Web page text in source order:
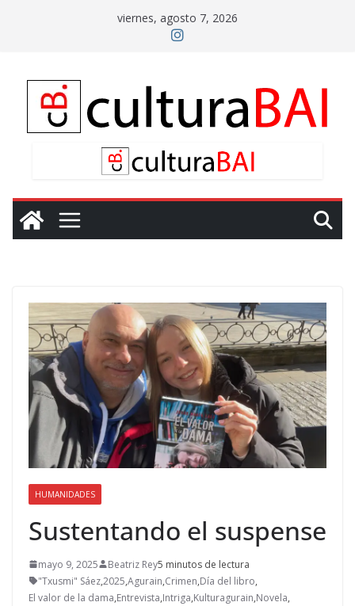
viernes, agosto 7, 2026
HUMANIDADES
Sustentando el suspense
mayo 9, 2025 Beatriz Rey5 minutos de lectura
"Txusmi" Sáez,2025,Agurain,Crimen,Día del libro,
El valor de la dama,Entrevista,Intriga,Kulturagurain,Novela,